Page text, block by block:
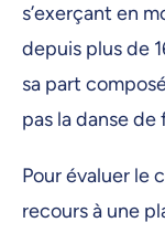
s’exerçant en
depuis plus de
sa part
pas la danse de
Pour évaluer le
recours à une